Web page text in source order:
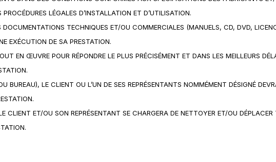
LÉGALES D’INSTALLATION ET D’UTILISATION.
DOCUMENTATIONS TECHNIQUES ET/OU COMMERCIALES (MANUELS, CD, DVD,
EXÉCUTION DE SA PRESTATION.
EN ŒUVRE POUR RÉPONDRE LE PLUS PRÉCISÉMENT ET DANS LES MEILLEURS
LE CLIENT OU L’UN DE SES REPRÉSENTANTS NOMMÉMENT DÉSIGNÉ
CLIENT ET/OU SON REPRÉSENTANT SE CHARGERA DE NETTOYER ET/OU